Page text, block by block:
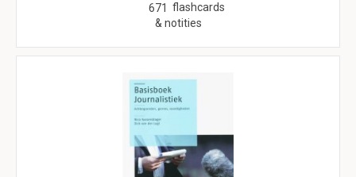
671 flashcards
& notities